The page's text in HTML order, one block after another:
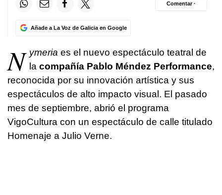
Añade a La Voz de Galicia en Google
Comentar ·
N ymeria es el nuevo espectáculo teatral de
la compañía Pablo Méndez Performance,
reconocida por su innovación artística y sus
espectáculos de alto impacto visual. El pasado
mes de septiembre, abrió el programa
VigoCultura con un espectáculo de calle titulado
Homenaje a Julio Verne.